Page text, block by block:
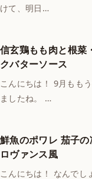
けて、明日…
信玄鶏もも肉と根菜
クバターソース
こんにちは！ 9月もも
ましたね。 …
鮮魚のポワレ 茄子
ロヴァンス風
こんにちは！ なんでし